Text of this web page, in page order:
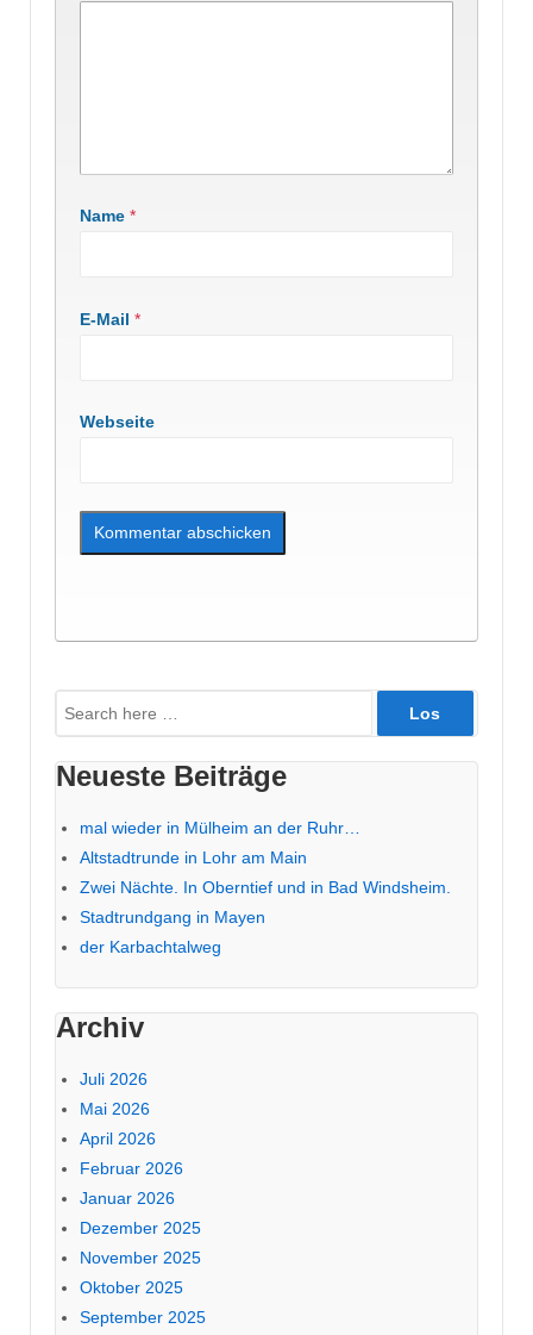
Name *
E-Mail *
Webseite
Suche
nach:
Neueste Beiträge
mal wieder in Mülheim an der Ruhr…
Altstadtrunde in Lohr am Main
Zwei Nächte. In Oberntief und in Bad Windsheim.
Stadtrundgang in Mayen
der Karbachtalweg
Archiv
Juli 2026
Mai 2026
April 2026
Februar 2026
Januar 2026
Dezember 2025
November 2025
Oktober 2025
September 2025